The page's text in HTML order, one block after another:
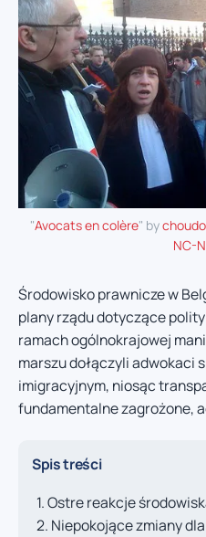
"Avocats en colère" by
NC-
Środowisko prawnicze w
plany rządu dotyczące
ramach ogólnokrajowej
marszu dołączyli adwokaci
imigracyjnym, niosąc
fundamentalne zagrożone,
Spis treści
Ostre reakcje
Niepokojące zmiany